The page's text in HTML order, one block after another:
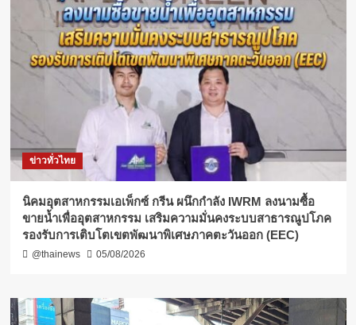
ข่าวทั่วไทย
​นิคมอุตสาหกรรมเอเพ็กซ์ กรีน ผนึกกำลัง IWRM ลงนามซื้อ
ขายน้ำเพื่ออุตสาหกรรม เสริมความมั่นคงระบบสาธารณูปโภค
รองรับการเติบโตเขตพัฒนาพิเศษภาคตะวันออก (EEC)
@thainews 05/08/2026